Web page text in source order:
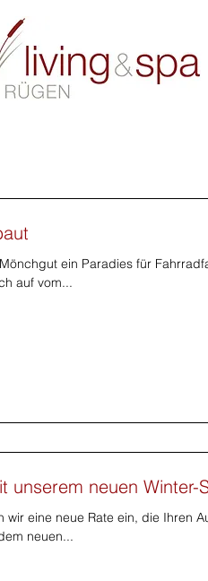
ein Paradies für
auf vom...
unserem neuen Winter-
wir eine neue Rate ein, die Ihren
neuen...